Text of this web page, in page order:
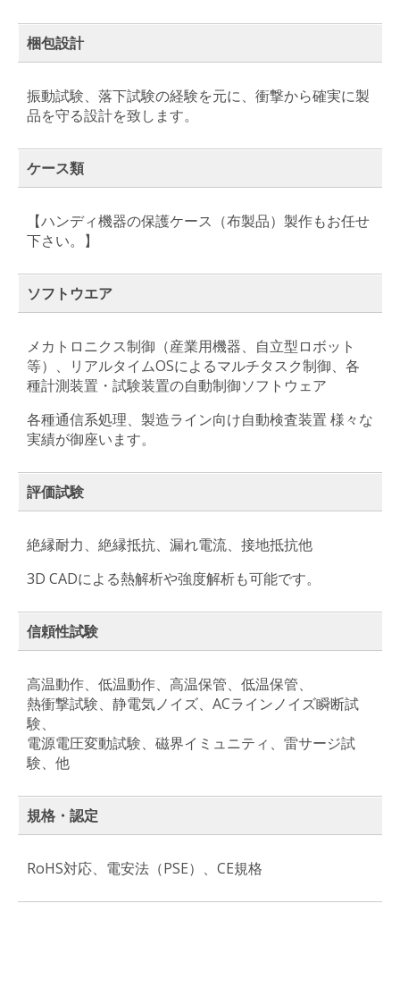
梱包設計
振動試験、落下試験の経験を元に、衝撃から確実に製
品を守る設計を致します。
ケース類
【ハンディ機器の保護ケース（布製品）製作もお任せ
下さい。】
ソフトウエア
メカトロニクス制御（産業用機器、自立型ロボット
等）、リアルタイムOSによるマルチタスク制御、各
種計測装置・試験装置の自動制御ソフトウェア
各種通信系処理、製造ライン向け自動検査装置 様々な
実績が御座います。
評価試験
絶縁耐力、絶縁抵抗、漏れ電流、接地抵抗他
3D CADによる熱解析や強度解析も可能です。
信頼性試験
高温動作、低温動作、高温保管、低温保管、
熱衝撃試験、静電気ノイズ、ACラインノイズ瞬断試
験、
電源電圧変動試験、磁界イミュニティ、雷サージ試
験、他
規格・認定
RoHS対応、電安法（PSE）、CE規格